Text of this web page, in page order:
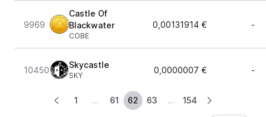
9969
Castle Of
Blackwater
COBE
0,00131914 € -
10450
Skycastle
SKY
0,0000007 € -
1 ... 61 62 63 ... 154